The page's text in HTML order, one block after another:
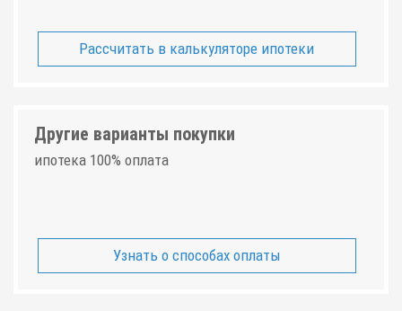
Рассчитать в калькуляторе ипотеки
Другие варианты покупки
ипотека 100% оплата
Узнать о способах оплаты